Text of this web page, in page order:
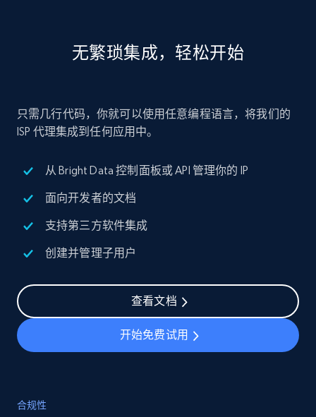
无繁琐集成，轻松开始
只需几行代码，你就可以使用任意编程语言，将我们的
ISP 代理集成到任何应用中。
从 Bright Data 控制面板或 API 管理你的 IP
面向开发者的文档
支持第三方软件集成
创建并管理子用户
查看文档
开始免费试用
合规性